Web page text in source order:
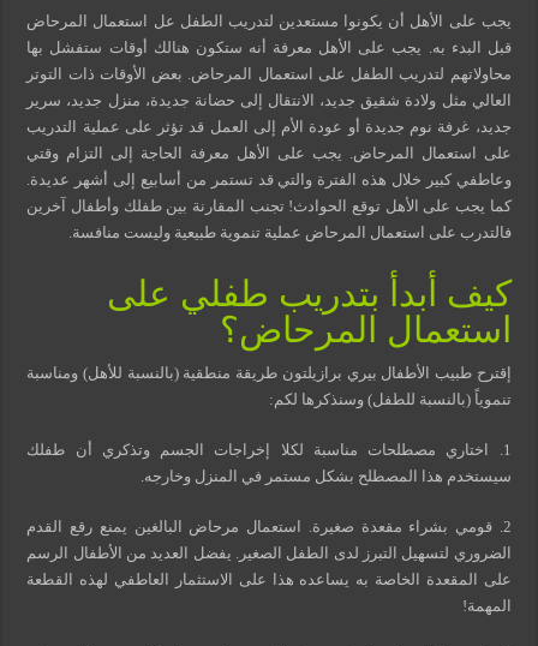
يجب على الأهل أن يكونوا مستعدين لتدريب الطفل عل استعمال المرحاض
قبل البدء به. يجب على الأهل معرفة أنه ستكون هنالك أوقات ستفشل بها
محاولاتهم لتدريب الطفل على استعمال المرحاض. بعض الأوقات ذات التوتر
العالي مثل ولادة شقيق جديد، الانتقال إلى حضانة جديدة، منزل جديد، سرير
جديد، غرفة نوم جديدة أو عودة الأم إلى العمل قد تؤثر على عملية التدريب
على استعمال المرحاض. يجب على الأهل معرفة الحاجة إلى التزام وقتي
وعاطفي كبير خلال هذه الفترة والتي قد تستمر من أسابيع إلى أشهر عديدة.
كما يجب على الأهل توقع الحوادث! تجنب المقارنة بين طفلك وأطفال آخرين
فالتدرب على استعمال المرحاض عملية تنموية طبيعية وليست منافسة.
كيف أبدأ بتدريب طفلي على
استعمال المرحاض؟
إقترح طبيب الأطفال بيري برازيلتون طريقة منطقية (بالنسبة للأهل) ومناسبة
تنموياً (بالنسبة للطفل) وسنذكرها لكم:
1. اختاري مصطلحات مناسبة لكلا إخراجات الجسم وتذكري أن طفلك
سيستخدم هذا المصطلح بشكل مستمر في المنزل وخارجه.
2. قومي بشراء مقعدة صغيرة. استعمال مرحاض البالغين يمنع رقع القدم
الضروري لتسهيل التبرز لدى الطفل الصغير. يفضل العديد من الأطفال الرسم
على المقعدة الخاصة به يساعده هذا على الاستثمار العاطفي لهذه القطعة
المهمة!